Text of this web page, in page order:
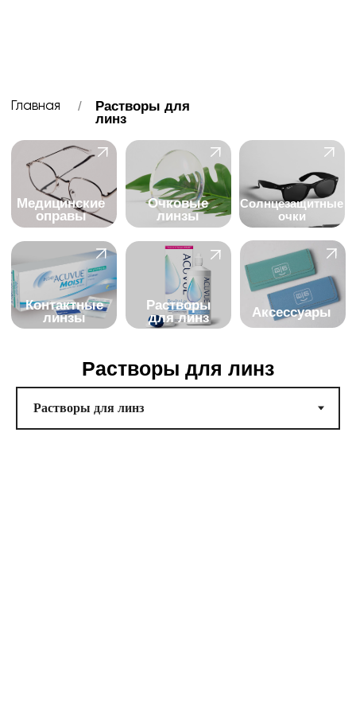
Солнцезащитные
очки
Контактные
линзы
Очковые
линзы
Медицинские
оправы
Растворы
для линз Аксессуары
Растворы для линз